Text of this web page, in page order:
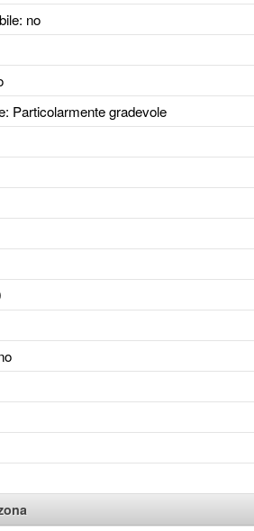
: no
: Particolarmente gradevole